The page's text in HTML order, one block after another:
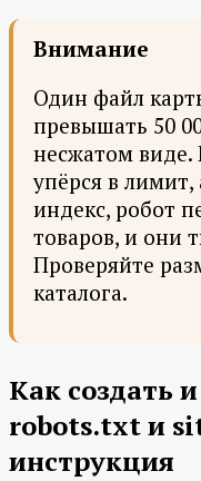
Внимание
Один файл
превышать 50
несжатом виде.
упёрся в лимит,
индекс, робот
товаров, и они
Проверяйте
каталога.
Как создать
robots.txt и
инструкция